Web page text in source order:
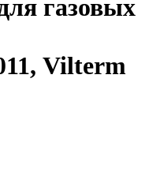
газовых
Vilterm